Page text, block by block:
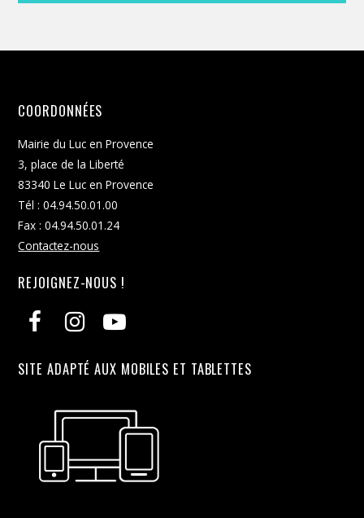
COORDONNÉES
Mairie du Luc en Provence
3, place de la Liberté
83340 Le Luc en Provence
Tél : 04.94.50.01.00
Fax : 04.94.50.01.24
Contactez-nous
REJOIGNEZ-NOUS !
SITE ADAPTÉ AUX MOBILES ET TABLETTES